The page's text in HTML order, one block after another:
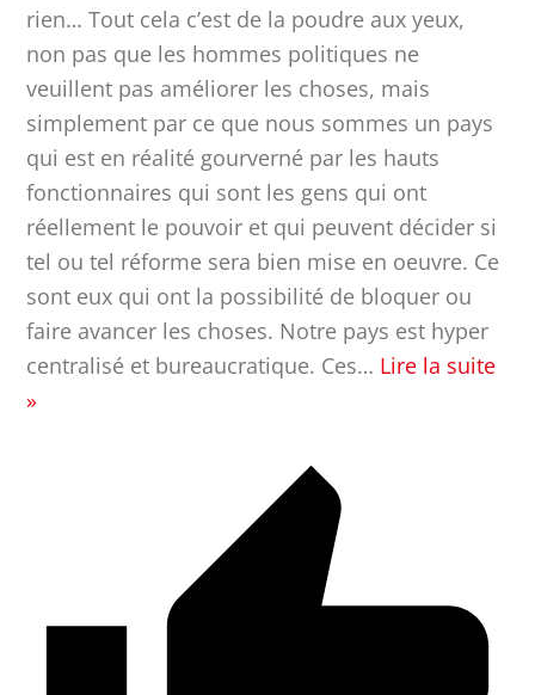
rien… Tout cela c’est de la poudre aux yeux,
non pas que les hommes politiques ne
veuillent pas améliorer les choses, mais
simplement par ce que nous sommes un pays
qui est en réalité gourverné par les hauts
fonctionnaires qui sont les gens qui ont
réellement le pouvoir et qui peuvent décider si
tel ou tel réforme sera bien mise en oeuvre. Ce
sont eux qui ont la possibilité de bloquer ou
faire avancer les choses. Notre pays est hyper
centralisé et bureaucratique. Ces… Lire la suite
»